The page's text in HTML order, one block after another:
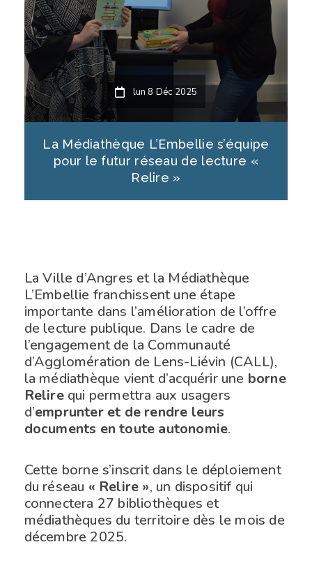
lun 8 Déc 2025
La Médiathèque L’Embellie s’équipe
pour le futur réseau de lecture «
Relire »
La Ville d’Angres et la Médiathèque
L’Embellie franchissent une étape
importante dans l’amélioration de l’offre
de lecture publique. Dans le cadre de
l’engagement de la Communauté
d’Agglomération de Lens-Liévin (CALL),
la médiathèque vient d’acquérir une borne
Relirequi permettra aux usagers
d’emprunter et de rendre leurs
documents en toute autonomie.
Cette borne s’inscrit dans le déploiement
du réseau « Relire », un dispositif qui
connectera 27 bibliothèques et
médiathèques du territoire dès le mois de
décembre 2025.